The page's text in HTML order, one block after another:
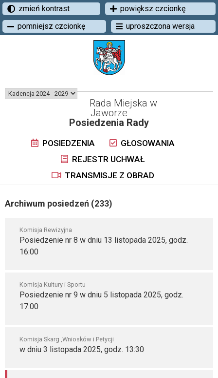
zmień kontrast
powiększ czcionkę
pomniejsz czcionkę
uproszczona wersja
Rada Miejska w
Jaworze
Posiedzenia Rady
POSIEDZENIA
GŁOSOWANIA
REJESTR UCHWAŁ
TRANSMISJE Z OBRAD
Archiwum posiedzeń (233)
Komisja Rewizyjna
Posiedzenie nr 8 w dniu 13 listopada 2025, godz.
16:00
Komisja Kultury i Sportu
Posiedzenie nr 9 w dniu 5 listopada 2025, godz.
17:00
Komisja Skarg ,Wniosków i Petycji
w dniu 3 listopada 2025, godz. 13:30